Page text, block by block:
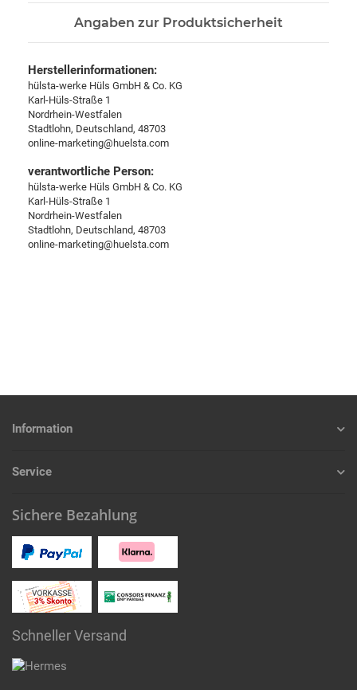
Angaben zur Produktsicherheit
Herstellerinformationen:
hülsta-werke Hüls GmbH & Co. KG
Karl-Hüls-Straße 1
Nordrhein-Westfalen
Stadtlohn, Deutschland, 48703
online-marketing@huelsta.com
verantwortliche Person:
hülsta-werke Hüls GmbH & Co. KG
Karl-Hüls-Straße 1
Nordrhein-Westfalen
Stadtlohn, Deutschland, 48703
online-marketing@huelsta.com
Information
Service
Sichere Bezahlung
Schneller Versand